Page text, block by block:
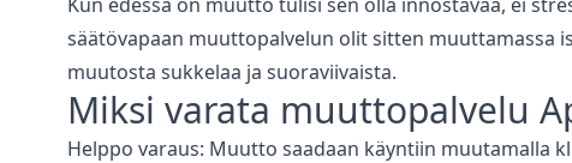
säätövapaan muuttopalvelun olit sitten muuttamassa
muutosta sukkelaa ja suoraviivaista.
Miksi varata muuttopalvelu
Helppo varaus: Muutto saadaan käyntiin muutamalla